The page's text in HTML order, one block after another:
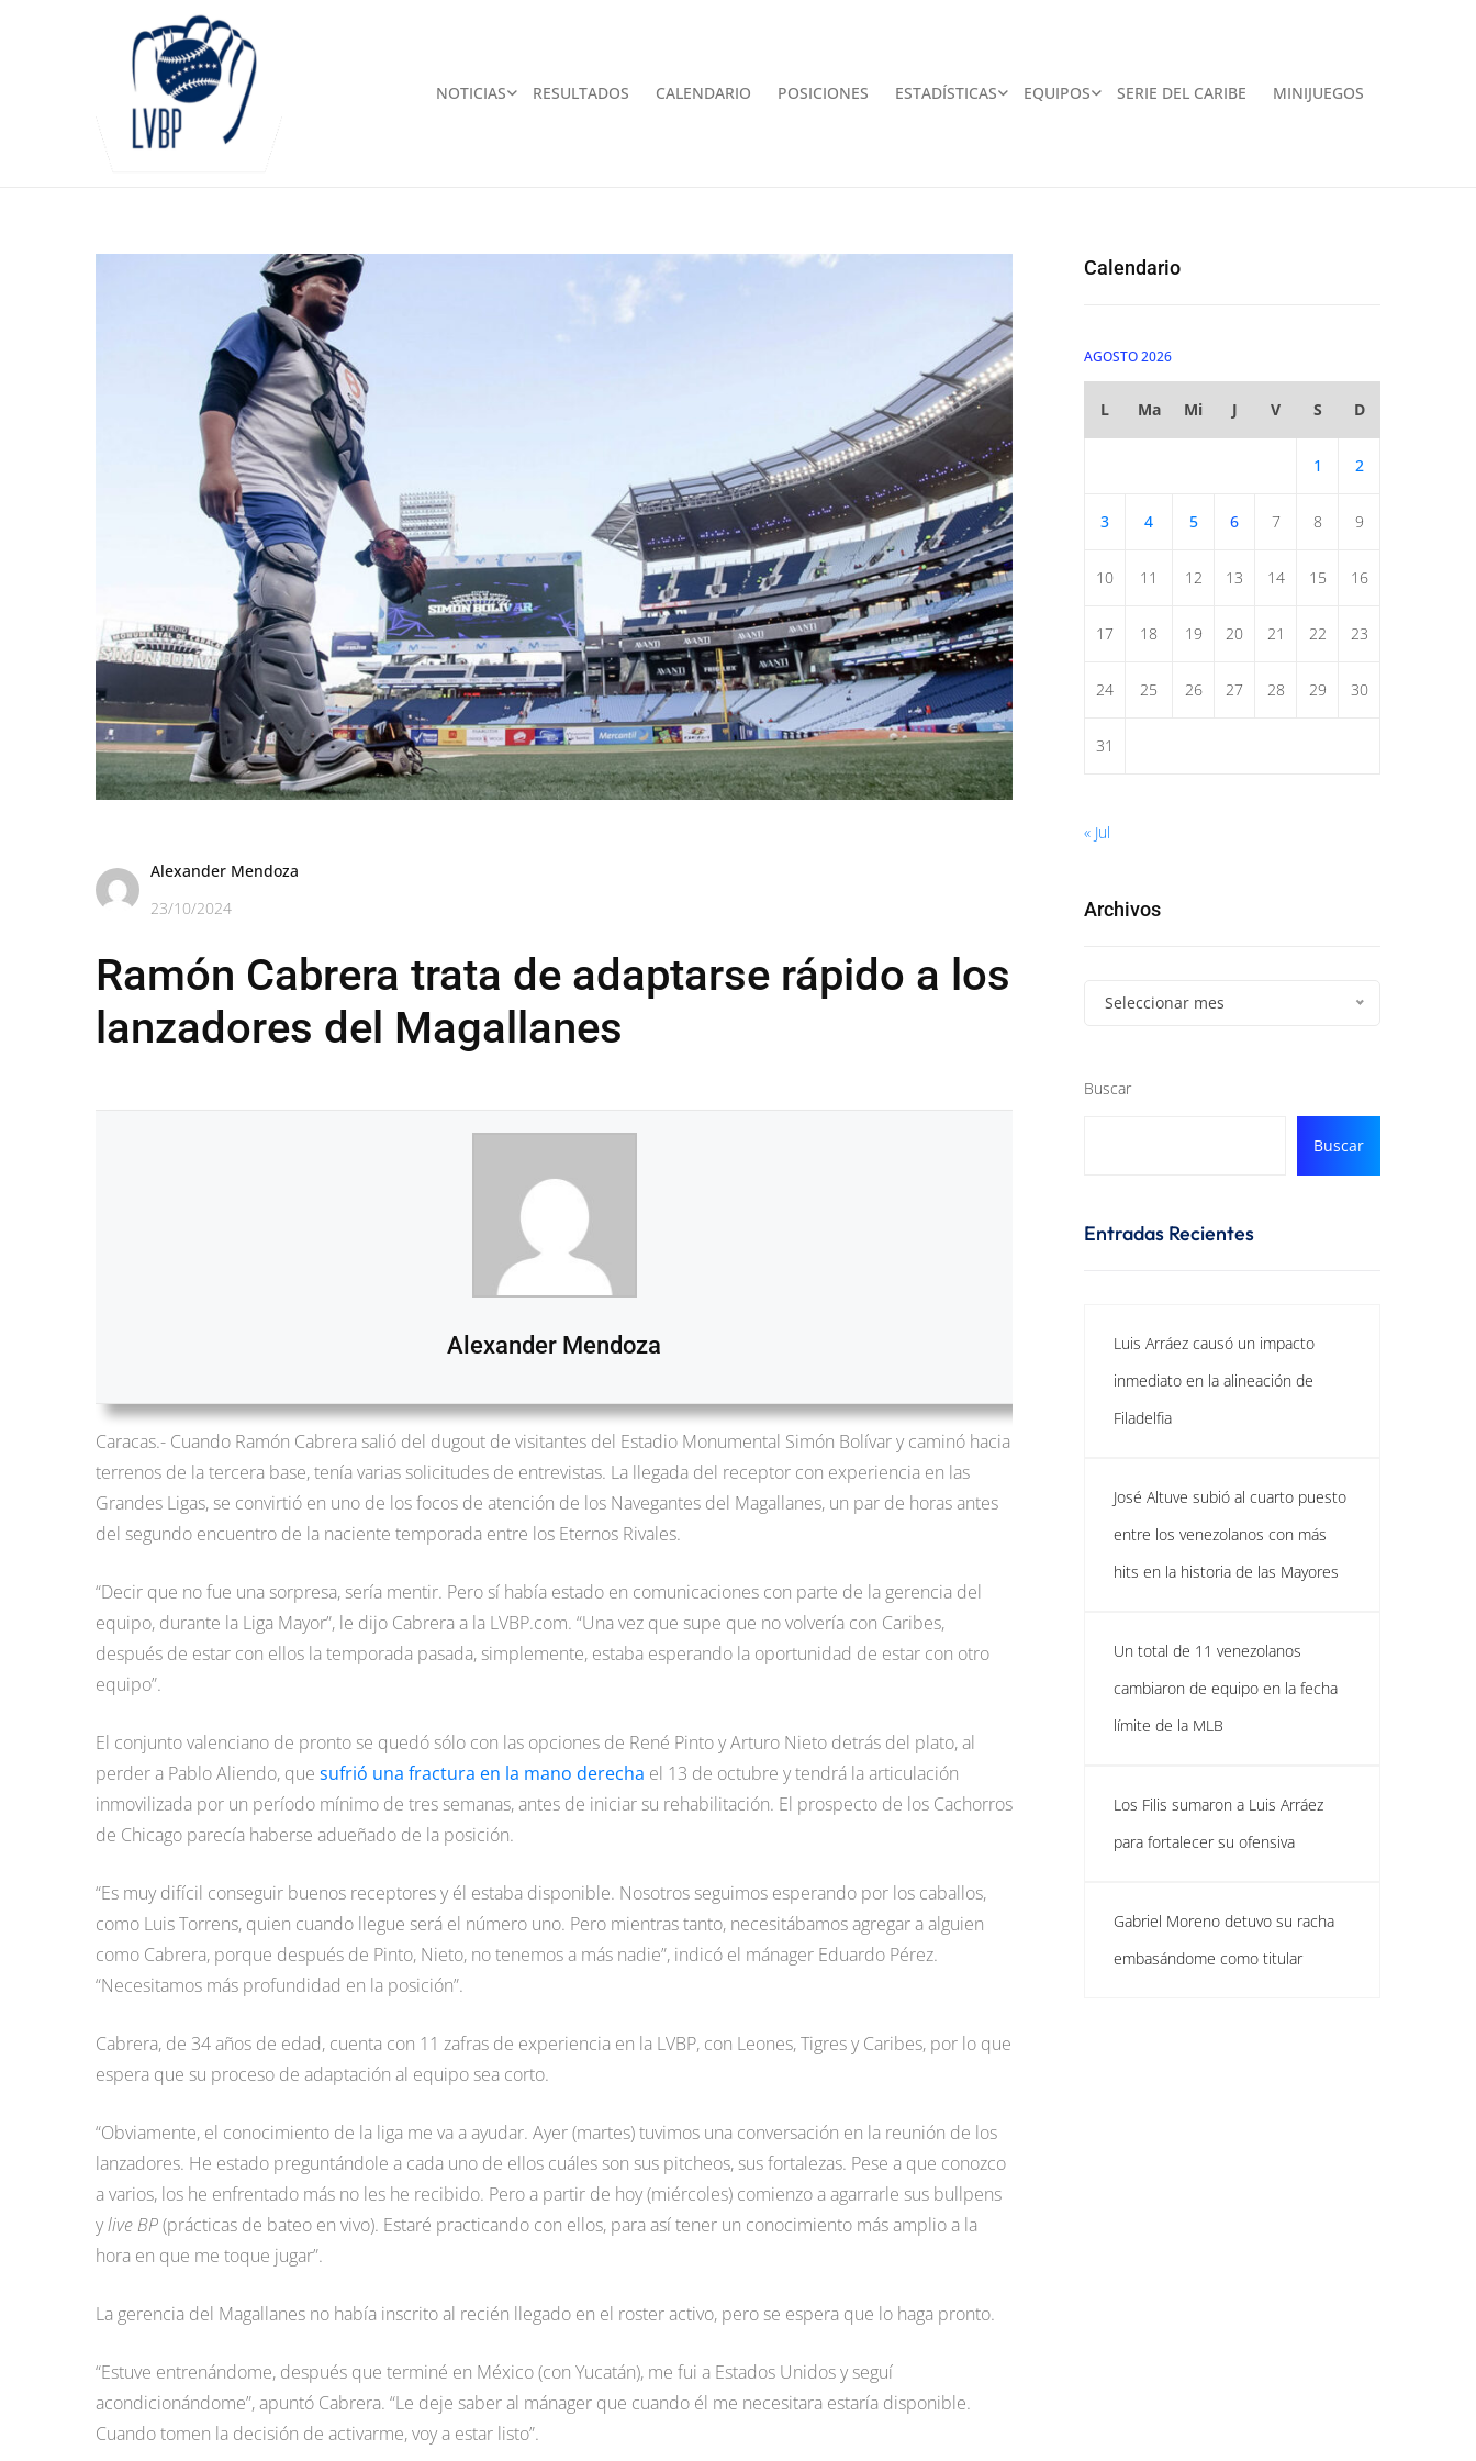
NOTICIAS RESULTADOS CALENDARIO POSICIONES ESTADÍSTICAS EQUIPOS SERIE DEL CARIBE MINIJUEGOS
Alexander Mendoza
23/10/2024
Ramón Cabrera trata de adaptarse rápido a los
lanzadores del Magallanes
Alexander Mendoza
Caracas.- Cuando Ramón Cabrera salió del dugout de visitantes del Estadio Monumental Simón Bolívar y caminó hacia
terrenos de la tercera base, tenía varias solicitudes de entrevistas. La llegada del receptor con experiencia en las
Grandes Ligas, se convirtió en uno de los focos de atención de los Navegantes del Magallanes, un par de horas antes
del segundo encuentro de la naciente temporada entre los Eternos Rivales.
“Decir que no fue una sorpresa, sería mentir. Pero sí había estado en comunicaciones con parte de la gerencia del
equipo, durante la Liga Mayor”, le dijo Cabrera a la LVBP.com. “Una vez que supe que no volvería con Caribes,
después de estar con ellos la temporada pasada, simplemente, estaba esperando la oportunidad de estar con otro
equipo”.
El conjunto valenciano de pronto se quedó sólo con las opciones de René Pinto y Arturo Nieto detrás del plato, al
perder a Pablo Aliendo, que sufrió una fractura en la mano derecha el 13 de octubre y tendrá la articulación
inmovilizada por un período mínimo de tres semanas, antes de iniciar su rehabilitación. El prospecto de los Cachorros
de Chicago parecía haberse adueñado de la posición.
“Es muy difícil conseguir buenos receptores y él estaba disponible. Nosotros seguimos esperando por los caballos,
como Luis Torrens, quien cuando llegue será el número uno. Pero mientras tanto, necesitábamos agregar a alguien
como Cabrera, porque después de Pinto, Nieto, no tenemos a más nadie”, indicó el mánager Eduardo Pérez.
“Necesitamos más profundidad en la posición”.
Cabrera, de 34 años de edad, cuenta con 11 zafras de experiencia en la LVBP, con Leones, Tigres y Caribes, por lo que
espera que su proceso de adaptación al equipo sea corto.
“Obviamente, el conocimiento de la liga me va a ayudar. Ayer (martes) tuvimos una conversación en la reunión de los
lanzadores. He estado preguntándole a cada uno de ellos cuáles son sus pitcheos, sus fortalezas. Pese a que conozco
a varios, los he enfrentado más no les he recibido. Pero a partir de hoy (miércoles) comienzo a agarrarle sus bullpens
ylive BP(prácticas de bateo en vivo). Estaré practicando con ellos, para así tener un conocimiento más amplio a la
hora en que me toque jugar”.
La gerencia del Magallanes no había inscrito al recién llegado en el roster activo, pero se espera que lo haga pronto.
“Estuve entrenándome, después que terminé en México (con Yucatán), me fui a Estados Unidos y seguí
acondicionándome”, apuntó Cabrera. “Le deje saber al mánager que cuando él me necesitara estaría disponible.
Cuando tomen la decisión de activarme, voy a estar listo”.
Calendario
AGOSTO 2026
L Ma Mi J V S D
1 2
3 4 5 6 7 8 9
10 11 12 13 14 15 16
17 18 19 20 21 22 23
24 25 26 27 28 29 30
31
« Jul
Archivos
Seleccionar mes
Buscar
Buscar
Entradas Recientes
Luis Arráez causó un impacto
inmediato en la alineación de
Filadelfia
José Altuve subió al cuarto puesto
entre los venezolanos con más
hits en la historia de las Mayores
Un total de 11 venezolanos
cambiaron de equipo en la fecha
límite de la MLB
Los Filis sumaron a Luis Arráez
para fortalecer su ofensiva
Gabriel Moreno detuvo su racha
embasándome como titular